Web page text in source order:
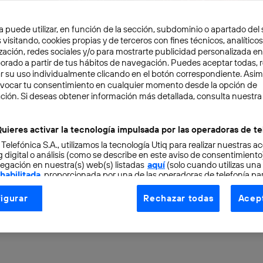
4 min
gravitacionales
sobre los
puede utilizar, en función de la sección, subdominio o apartado del
visitando, cookies propias y de terceros con fines técnicos,
redes sociales y/o para mostrarte publicidad personalizada
a partir de tus hábitos de navegación. Puedes aceptar todas,
su uso individualmente clicando en el botón correspondiente.
tu consentimiento en cualquier momento desde la opción de
Si deseas obtener información más detallada, consulta nuestra
activar la tecnología impulsada por las operadoras de
S.A., utilizamos la tecnología Utiq para realizar nuestras
digital o análisis (como se describe en este aviso de
en nuestra(s) web(s) listadas aquí(solo cuando utilizas una
, proporcionada por una de las operadoras de telefonía
consentimiento en cada página web).
Utiq está diseñada con la privacidad como prioridad
dirección IP y otra información de la cuenta de cliente de
Rechazar todas